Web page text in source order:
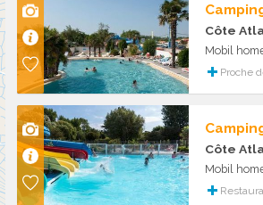
Côte
Mobil
Proche
Côte
Mobil